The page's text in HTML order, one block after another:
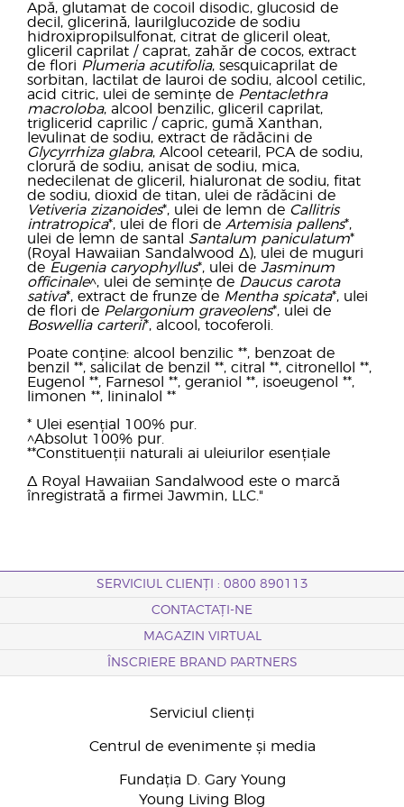
Apă, glutamat de cocoil disodic, glucosid de
decil, glicerină, laurilglucozide de sodiu
hidroxipropilsulfonat, citrat de gliceril oleat,
gliceril caprilat / caprat, zahăr de cocos, extract
de flori Plumeria acutifolia, sesquicaprilat de
sorbitan, lactilat de lauroi de sodiu, alcool cetilic,
acid citric, ulei de semințe de Pentaclethra
macroloba, alcool benzilic, gliceril caprilat,
triglicerid caprilic / capric, gumă Xanthan,
levulinat de sodiu, extract de rădăcini de
Glycyrrhiza glabra, Alcool cetearil, PCA de sodiu,
clorură de sodiu, anisat de sodiu, mica,
nedecilenat de gliceril, hialuronat de sodiu, fitat
de sodiu, dioxid de titan, ulei de rădăcini de
Vetiveria zizanoides*, ulei de lemn de Callitris
intratropica*, ulei de flori de Artemisia pallens*,
ulei de lemn de santal Santalum paniculatum*
(Royal Hawaiian Sandalwood Δ), ulei de muguri
de Eugenia caryophyllus*, ulei de Jasminum
officinale^, ulei de semințe de Daucus carota
sativa*, extract de frunze de Mentha spicata*, ulei
de flori de Pelargonium graveolens*, ulei de
Boswellia carterii*, alcool, tocoferoli.
Poate conține: alcool benzilic **, benzoat de
benzil **, salicilat de benzil **, citral **, citronellol **,
Eugenol **, Farnesol **, geraniol **, isoeugenol **,
limonen **, lininalol **
* Ulei esențial 100% pur.
^Absolut 100% pur.
**Constituenții naturali ai uleiurilor esențiale
Δ Royal Hawaiian Sandalwood este o marcă
înregistrată a firmei Jawmin, LLC."
SERVICIUL CLIENȚI : 0800 890113
CONTACTAȚI-NE
MAGAZIN VIRTUAL
ÎNSCRIERE BRAND PARTNERS
Serviciul clienți
Centrul de evenimente și media
Fundația D. Gary Young
Young Living Blog